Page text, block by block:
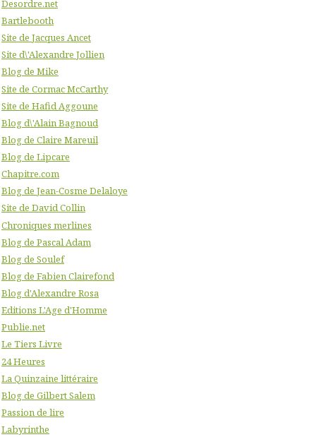
Desordre.net
Bartlebooth
Site de Jacques Ancet
Site d\'Alexandre Jollien
Blog de Mike
Site de Cormac McCarthy
Site de Hafid Aggoune
Blog d\'Alain Bagnoud
Blog de Claire Mareuil
Blog de Lipcare
Chapitre.com
Blog de Jean-Cosme Delaloye
Site de David Collin
Chroniques merlines
Blog de Pascal Adam
Blog de Soulef
Blog de Fabien Clairefond
Blog d'Alexandre Rosa
Editions L'Age d'Homme
Publie.net
Le Tiers Livre
24 Heures
La Quinzaine littéraire
Blog de Gilbert Salem
Passion de lire
Labyrinthe